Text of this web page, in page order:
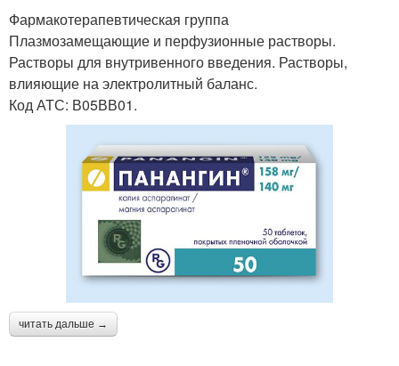
Фармакотерапевтическая группа
Плазмозамещающие и перфузионные растворы.
Растворы для внутривенного введения. Растворы,
влияющие на электролитный баланс.
Код АТС: В05ВВ01.
читать дальше →